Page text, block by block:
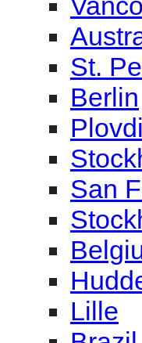
San
Lille
Brazil
2003
2002
2001
2000